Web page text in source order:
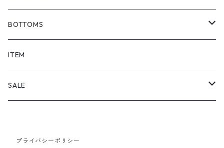
BOTTOMS
SHORTS
PANTS
ITEM
SALE
PANTS
プライバシーポリシー